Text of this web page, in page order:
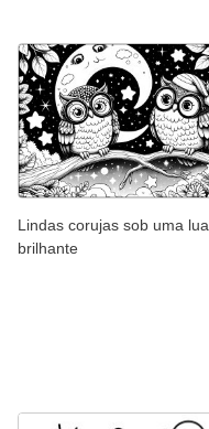
Lindas corujas sob uma lua
brilhante